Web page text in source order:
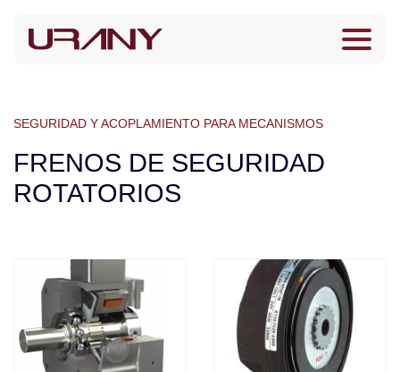
SEGURIDAD Y ACOPLAMIENTO PARA MECANISMOS
FRENOS DE SEGURIDAD
ROTATORIOS